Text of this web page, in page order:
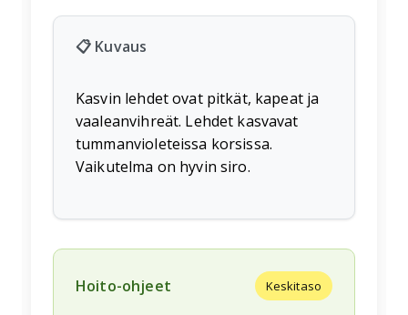
📋 Kuvaus
Kasvin lehdet ovat pitkät, kapeat ja
vaaleanvihreät. Lehdet kasvavat
tummanvioleteissa korsissa.
Vaikutelma on hyvin siro.
Hoito-ohjeet Keskitaso